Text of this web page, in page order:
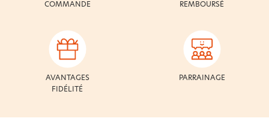
COMMANDE
REMBOURSÉ
AVANTAGES
FIDÉLITÉ
PARRAINAGE